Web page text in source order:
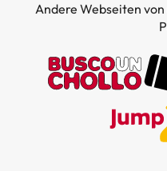
Andere Webseiten